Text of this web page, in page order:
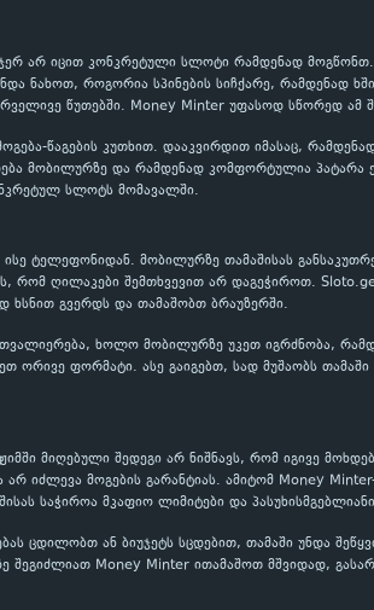
ჯერ არ იცით კონკრეტული სლოტი რამდენად
ნახოთ, როგორია სპინების სიჩქარე, რამდენად
წუთებში. Money Minter უფასოდ სწორედ ამ
წაგების კუთხით. დააკვირდით იმასაც,
მობილურზე და რამდენად კომფორტულია პატარა
სლოტს მომავალში.
ტელეფონიდან. მობილურზე თამაშისას
რომ ღილაკები შემთხვევით არ დაგეჭიროთ.
ხსნით გვერდს და თამაშობთ ბრაუზერში.
ხოლო მობილურზე უკეთ იგრძნობა,
ორივე ფორმატი. ასე გაიგებთ, სად მუშაობს
მიღებული შედეგი არ ნიშნავს, რომ იგივე
არ იძლევა მოგების გარანტიას. ამიტომ Money
საჭიროა მკაფიო ლიმიტები და
ცდილობთ ან ბიუჯეტს სცდებით, თამაში უნდა
შეგიძლიათ Money Minter ითამაშოთ მშვიდად,